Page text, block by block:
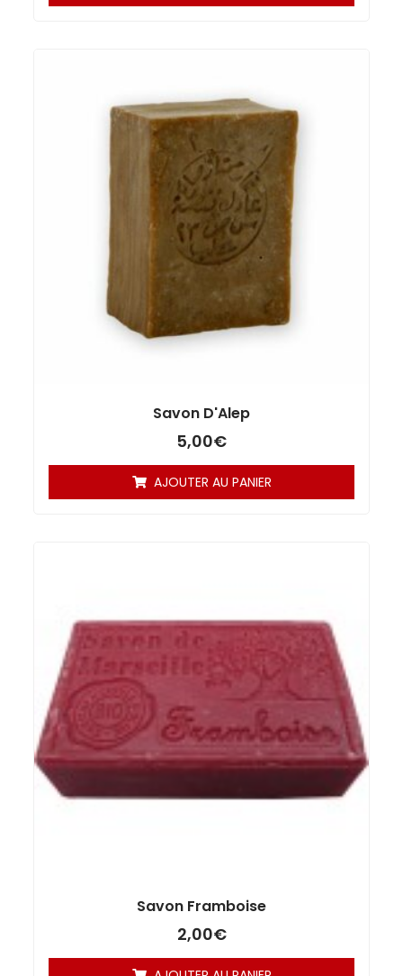
Savon D'Alep
5,00€
AJOUTER AU PANIER
Savon Framboise
2,00€